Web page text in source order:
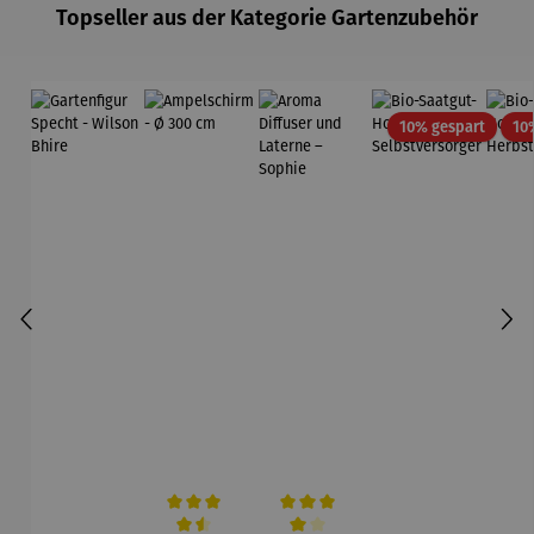
Topseller aus der Kategorie Gartenzubehör
10% gespartRabatt